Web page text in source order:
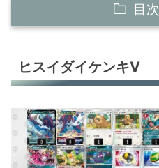
目次
ケッキングex
レジギガス
デカヌチャンex
ヒスイダイケンキV